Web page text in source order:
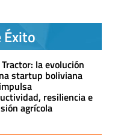
la evolución
startup boliviana
resiliencia e
agrícola